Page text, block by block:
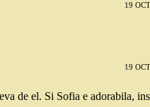
19
19
de el. Si Sofia e adorabila,